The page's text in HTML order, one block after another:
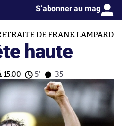
S’abonner au mag
DE FRANK LAMPARD
haute
15:00 5' 35